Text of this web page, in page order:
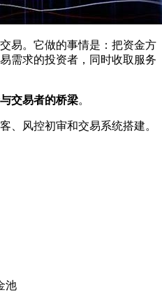
易。它做的事情是：把资金方
需求的投资者，同时收取服务
交易者的桥梁。
、风控初审和交易系统搭建。
池